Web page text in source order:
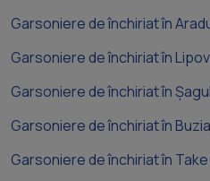
Garsoniere de închiriat în
Garsoniere de închiriat în
Garsoniere de închiriat în
Garsoniere de închiriat în
Garsoniere de închiriat în